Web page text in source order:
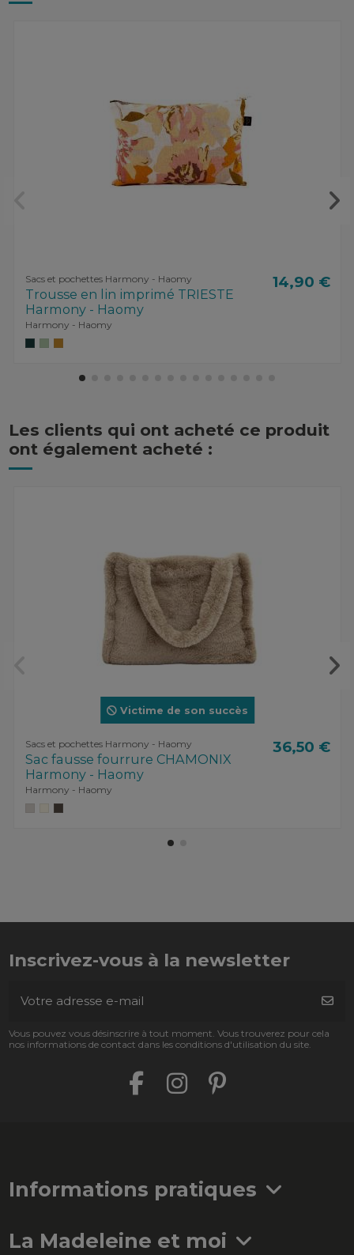
Sacs et pochettes Harmony - Haomy
Trousse en lin imprimé TRIESTE
Harmony - Haomy
Harmony - Haomy
14,90 €
Les clients qui ont acheté ce produit
ont également acheté :
Victime de son succès
Sacs et pochettes Harmony - Haomy
Sac fausse fourrure CHAMONIX
Harmony - Haomy
Harmony - Haomy
36,50 €
Inscrivez-vous à la newsletter
Vous pouvez vous désinscrire à tout moment. Vous trouverez pour cela
nos informations de contact dans les conditions d'utilisation du site.
Informations pratiques
La Madeleine et moi